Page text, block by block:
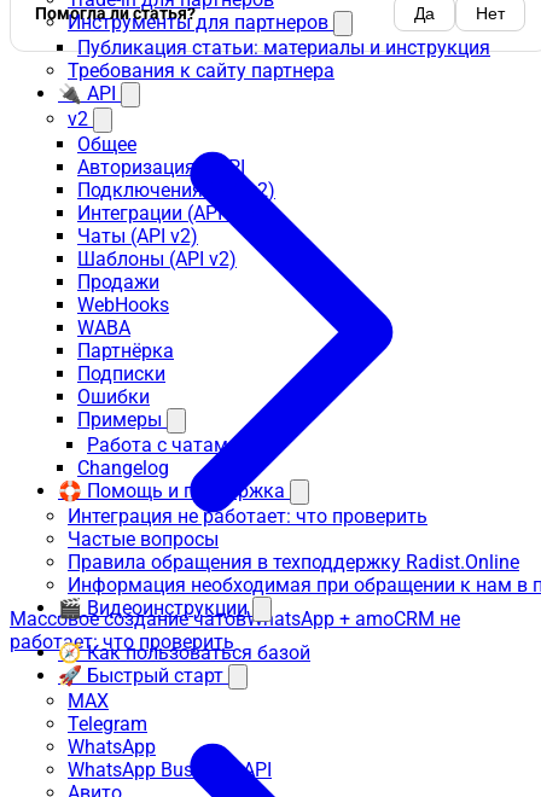
Инструменты для партнеров
Публикация статьи: материалы и инструкция
Требования к сайту партнера
🔌 API
v2
Общее
Авторизация в API
Подключения (API v2)
Интеграции (API v2)
Чаты (API v2)
Шаблоны (API v2)
Продажи
WebHooks
WABA
Партнёрка
Подписки
Ошибки
Примеры
Работа с чатами
Changelog
🛟 Помощь и поддержка
Интеграция не работает: что проверить
Частые вопросы
Правила обращения в техподдержку Radist.Online
Информация необходимая при обращении к нам в
🎬 Видеоинструкции
🧭 Как пользоваться базой
🚀 Быстрый старт
MAX
Telegram
WhatsApp
WhatsApp Business API
Помогла ли статья? Да Нет
Массовое создание чатовWhatsApp + amoCRM не
работает: что проверить